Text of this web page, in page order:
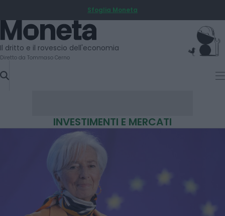
TO
CONTENT
Sfoglia Moneta
Moneta
Il dritto e il rovescio dell'economia
Diretto da Tommaso Cerno
INVESTIMENTI E MERCATI